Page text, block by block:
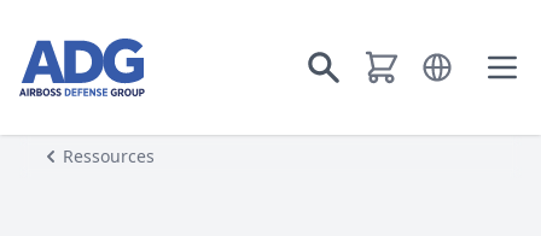
Aller à la page d’accueil
Aller à la recherche
Ouvrir le
Ressources